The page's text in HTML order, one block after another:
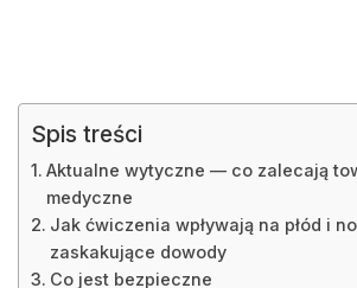
Spis treści
Aktualne wytyczne — co zalecają
medyczne
Jak ćwiczenia wpływają na płód i
zaskakujące dowody
Co jest bezpieczne